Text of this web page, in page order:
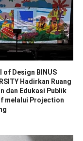
of Design BINUS
Hadirkan Ruang
dan Edukasi Publik
melalui Projection